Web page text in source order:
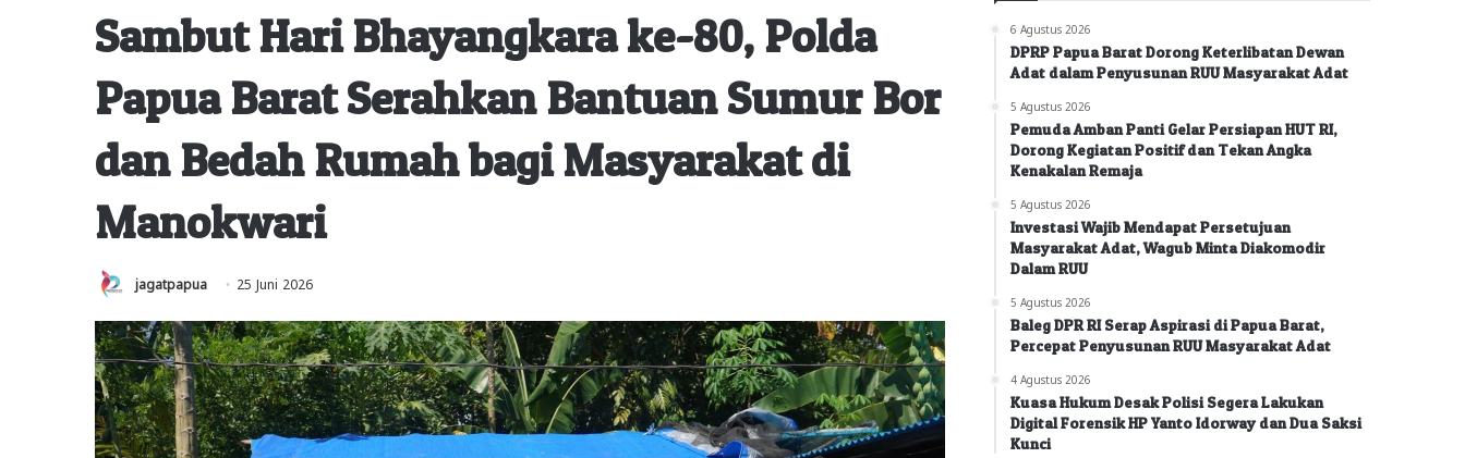
Sambut Hari Bhayangkara ke-80, Polda
Papua Barat Serahkan Bantuan Sumur Bor
dan Bedah Rumah bagi Masyarakat di
Manokwari
jagatpapua 25 Juni 2026
6 Agustus 2026
DPRP Papua Barat Dorong Keterlibatan Dewan
Adat dalam Penyusunan RUU Masyarakat Adat
5 Agustus 2026
Pemuda Amban Panti Gelar Persiapan HUT RI,
Dorong Kegiatan Positif dan Tekan Angka
Kenakalan Remaja
5 Agustus 2026
Investasi Wajib Mendapat Persetujuan
Masyarakat Adat, Wagub Minta Diakomodir
Dalam RUU
5 Agustus 2026
Baleg DPR RI Serap Aspirasi di Papua Barat,
Percepat Penyusunan RUU Masyarakat Adat
4 Agustus 2026
Kuasa Hukum Desak Polisi Segera Lakukan
Digital Forensik HP Yanto Idorway dan Dua Saksi
Kunci